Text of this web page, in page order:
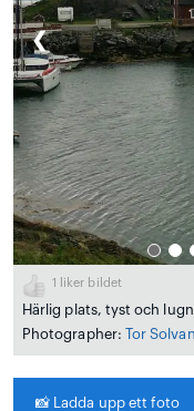
❮
1 liker bildet
Härlig plats, tyst och
Photographer: Tor
📸 Ladda upp ett foto